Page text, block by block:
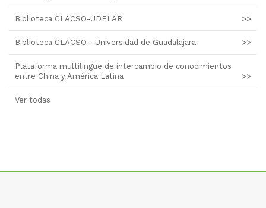
Biblioteca CLACSO-UDELAR >>
Biblioteca CLACSO - Universidad de Guadalajara >>
Plataforma multilingüe de intercambio de conocimientos
entre China y América Latina
>>
Ver todas